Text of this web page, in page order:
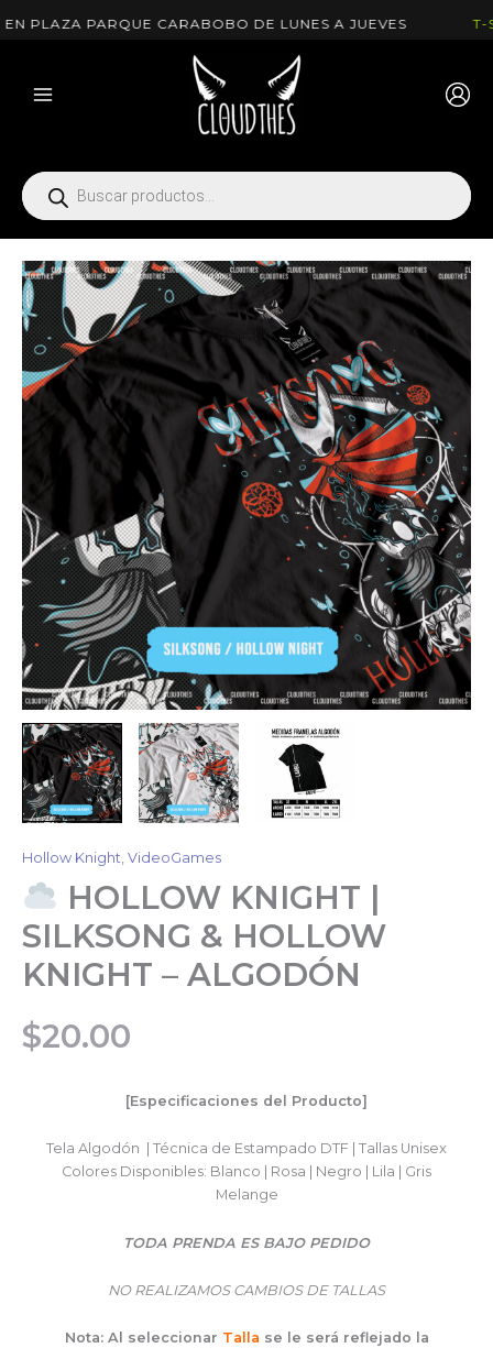
al
PARQUE CARABOBO DE LUNES A JUEVES T-
Búsqueda
de
productos
Hollow Knight VideoGames
HOLLOW KNIGHT |
SILKSONG & HOLLOW
KNIGHT – ALGODÓN
$20.00
[Especificaciones del Producto]
Tela Algodón | Técnica de Estampado DTF | Tallas Unisex
Colores Disponibles: Blanco | Rosa | Negro | Lila | Gris
Melange
TODA PRENDA ES BAJO PEDIDO
NO REALIZAMOS CAMBIOS DE TALLAS
Nota: Al seleccionar Talla se le será reflejado la